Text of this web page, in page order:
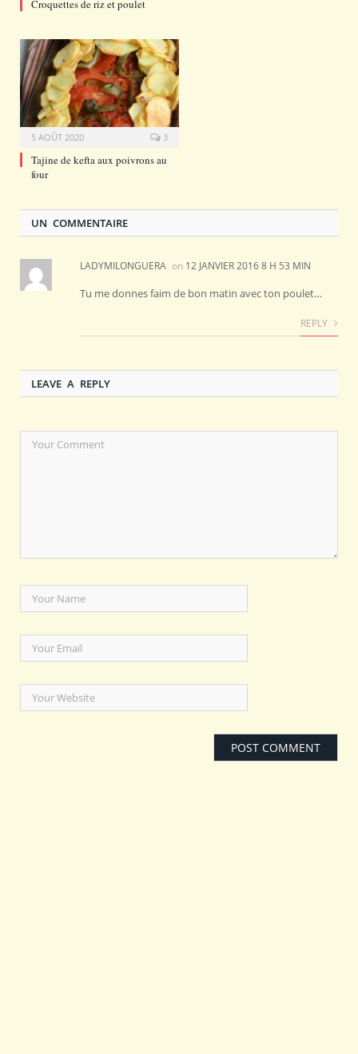
Croquettes de riz et poulet
5 AOÛT 2020 3
Tajine de kefta aux poivrons au
four
UN COMMENTAIRE
LADYMILONGUERA on 12 JANVIER 2016 8 H 53 MIN
Tu me donnes faim de bon matin avec ton poulet…
REPLY
LEAVE A REPLY